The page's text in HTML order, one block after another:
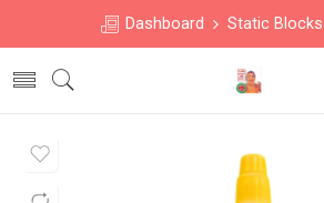
Dashboard Static Blocks